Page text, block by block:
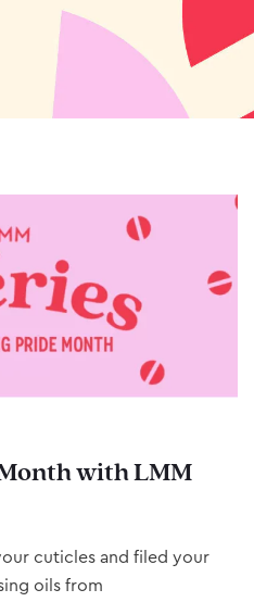
with LMM
cuticles and filed your
oils from